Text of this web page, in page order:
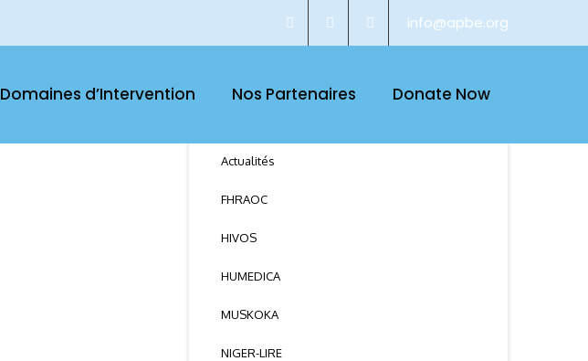
info@apbe.org
Domaines d’Intervention Nos Partenaires Donate Now
CATEGORY
Actualités
FHRAOC
HIVOS
HUMEDICA
MUSKOKA
NIGER-LIRE